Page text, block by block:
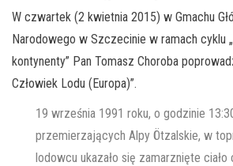
W czwartek (2 kwietnia 2015) w Gmachu
Narodowego w Szczecinie w ramach cyklu
kontynenty” Pan Tomasz Choroba
Człowiek Lodu (Europa)”.
19 września 1991 roku, o godzinie
przemierzających Alpy Ötzalskie, w
lodowcu ukazało się zamarznięte ciało